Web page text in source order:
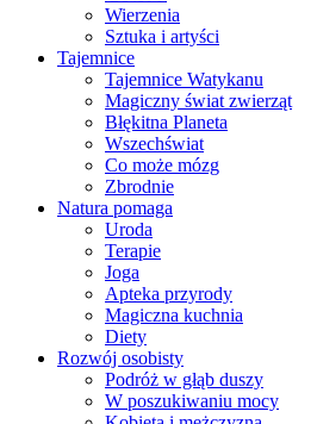
Wierzenia
Sztuka i artyści
Tajemnice
Tajemnice Watykanu
Magiczny świat zwierząt
Błękitna Planeta
Wszechświat
Co może mózg
Zbrodnie
Natura pomaga
Uroda
Terapie
Joga
Apteka przyrody
Magiczna kuchnia
Diety
Rozwój osobisty
Podróż w głąb duszy
W poszukiwaniu mocy